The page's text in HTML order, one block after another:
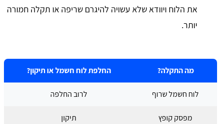
את הלוח ויוודא שלא עשויה להיגרם שריפה או תקלה חמורה
יותר.
מה התקלה? החלפת לוח חשמל או תיקון?
לוח חשמל שרוף לרוב החלפה
מפסק קופץ תיקון